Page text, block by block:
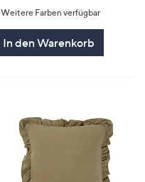
5
Weitere Farben verfügbar
In den Warenkorb